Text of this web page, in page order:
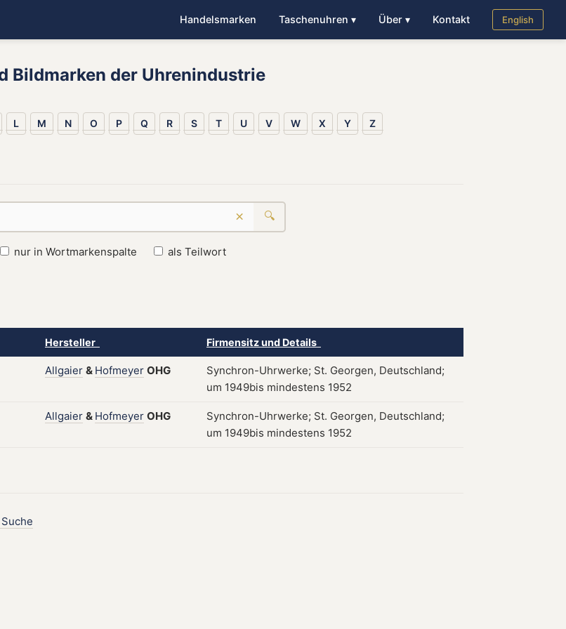
Handelsmarken Taschenuhren ▾ Über ▾ Kontakt English
Bildmarken der Uhrenindustrie
L M N O P Q R S T U V W X Y Z
× 🔍
nur in Wortmarkenspalte als Teilwort
Hersteller Firmensitz und Details
Allgaier & Hofmeyer OHG
Synchron-Uhrwerke; St. Georgen, Deutschland;
um 1949bis mindestens 1952
Allgaier & Hofmeyer OHG
Synchron-Uhrwerke; St. Georgen, Deutschland;
um 1949bis mindestens 1952